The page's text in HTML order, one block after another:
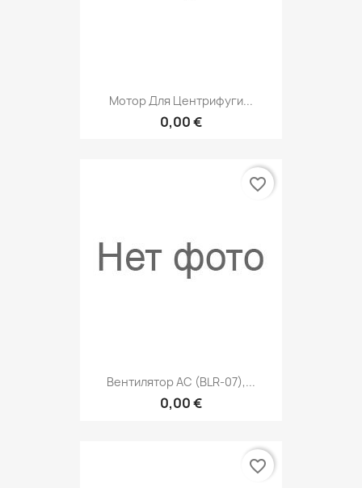
Мотор Для Центрифуги...
0,00 €
Вентилятор AC (BLR-07),...
0,00 €
favorite_border
favorite_border